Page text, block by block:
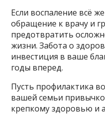
Если воспаление всё
обращение к врачу и
предотвратить
жизни. Забота о
инвестиция в ваше
годы вперед.
Пусть профилактика
вашей семьи
крепкому здоровью и